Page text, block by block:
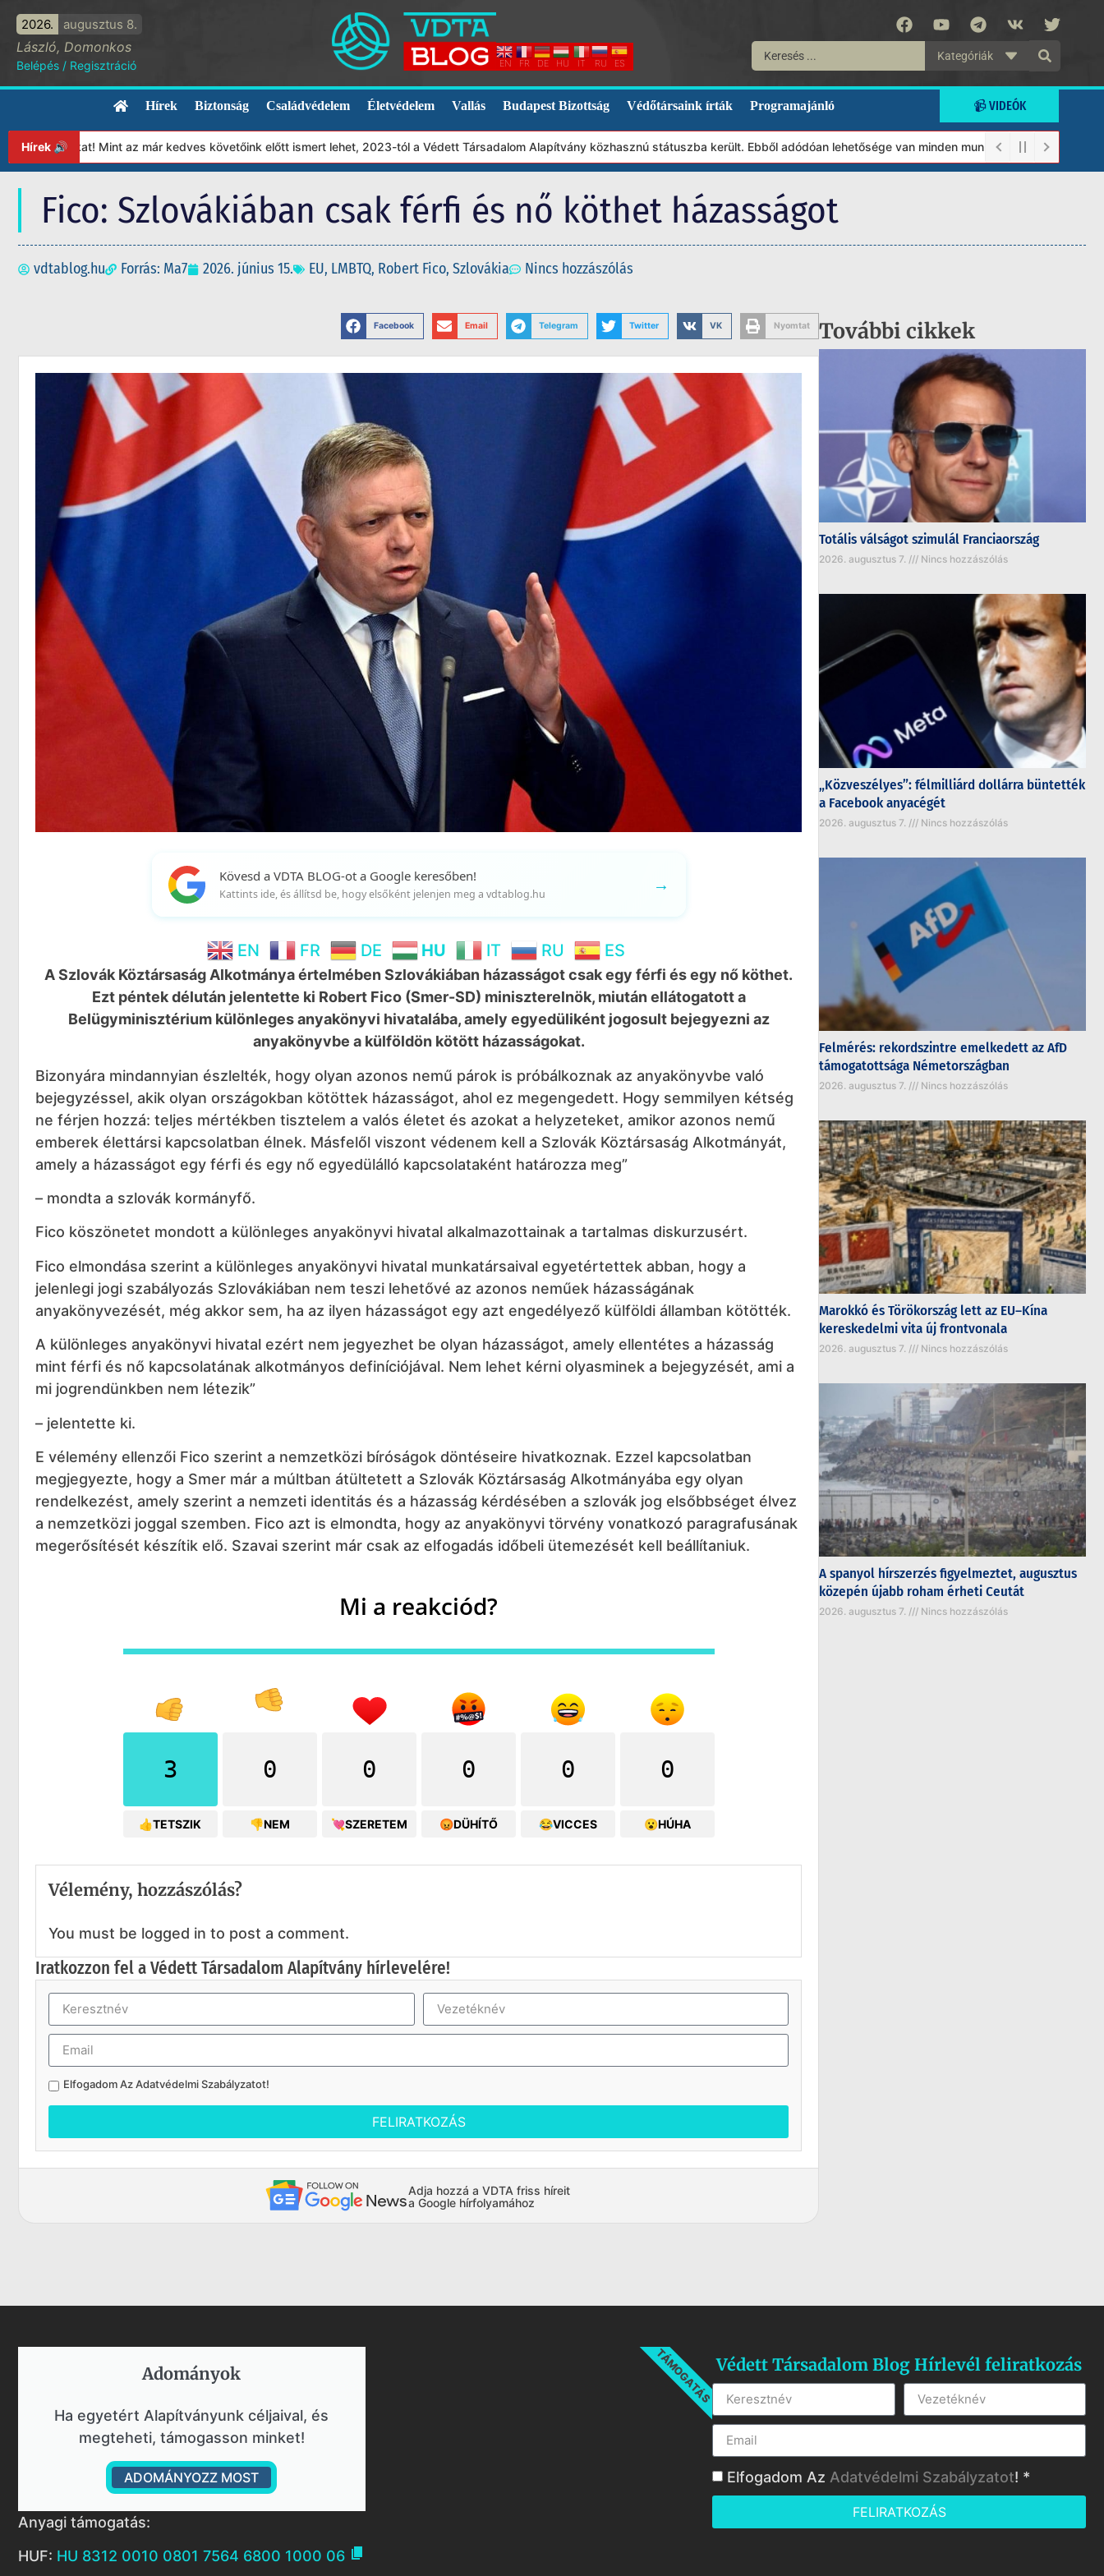
2026. augusztus 8.
László, Domonkos
Belépés / Regisztráció EN FR DE HU IT RU ES
Kategóriák
Hírek Biztonság Családvédelem Életvédelem Vallás Budapest Bizottság Védőtársaink írták Programajánló 📹 VIDEÓK
Hírek 🔊Mint az már kedves követőink előtt ismert lehet, 2023-tól a Védett Társadalom Alapítvány közhasznú státuszba került. Ebből adódóan lehetősége van minden munkánkat segíteni kívánó
Fico: Szlovákiában csak férfi és nő köthet házasságot
vdtablog.hu Forrás: Ma7 2026. június 15. EU, LMBTQ, Robert Fico, Szlovákia Nincs hozzászólás
Facebook Email Telegram Twitter VK Nyomtat
Kövesd a VDTA BLOG-ot a Google keresőben!
Kattints ide, és állítsd be, hogy elsőként jelenjen meg a vdtablog.hu →
EN FR DE HU IT RU ES
A Szlovák Köztársaság Alkotmánya értelmében Szlovákiában házasságot csak egy férfi és egy nő köthet.
Ezt péntek délután jelentette ki Robert Fico (Smer-SD) miniszterelnök, miután ellátogatott a
Belügyminisztérium különleges anyakönyvi hivatalába, amely egyedüliként jogosult bejegyezni az
anyakönyvbe a külföldön kötött házasságokat.
Bizonyára mindannyian észlelték, hogy olyan azonos nemű párok is próbálkoznak az anyakönyvbe való
bejegyzéssel, akik olyan országokban kötöttek házasságot, ahol ez megengedett. Hogy semmilyen kétség
ne férjen hozzá: teljes mértékben tisztelem a valós életet és azokat a helyzeteket, amikor azonos nemű
emberek élettársi kapcsolatban élnek. Másfelől viszont védenem kell a Szlovák Köztársaság Alkotmányát,
amely a házasságot egy férfi és egy nő egyedülálló kapcsolataként határozza meg”
– mondta a szlovák kormányfő.
Fico köszönetet mondott a különleges anyakönyvi hivatal alkalmazottainak a tartalmas diskurzusért.
Fico elmondása szerint a különleges anyakönyvi hivatal munkatársaival egyetértettek abban, hogy a
jelenlegi jogi szabályozás Szlovákiában nem teszi lehetővé az azonos neműek házasságának
anyakönyvezését, még akkor sem, ha az ilyen házasságot egy azt engedélyező külföldi államban kötötték.
A különleges anyakönyvi hivatal ezért nem jegyezhet be olyan házasságot, amely ellentétes a házasság
mint férfi és nő kapcsolatának alkotmányos definíciójával. Nem lehet kérni olyasminek a bejegyzését, ami a
mi jogrendünkben nem létezik”
– jelentette ki.
E vélemény ellenzői Fico szerint a nemzetközi bíróságok döntéseire hivatkoznak. Ezzel kapcsolatban
megjegyezte, hogy a Smer már a múltban átültetett a Szlovák Köztársaság Alkotmányába egy olyan
rendelkezést, amely szerint a nemzeti identitás és a házasság kérdésében a szlovák jog elsőbbséget élvez
a nemzetközi joggal szemben. Fico azt is elmondta, hogy az anyakönyvi törvény vonatkozó paragrafusának
megerősítését készítik elő. Szavai szerint már csak az elfogadás időbeli ütemezését kell beállítaniuk.
Mi a reakciód?
3
👍TETSZIK
0
👎NEM
0
💘SZERETEM
0
😡DÜHÍTŐ
0
😂VICCES
0
😮HÚHA
Vélemény, hozzászólás?
You must be logged in to post a comment.
Iratkozzon fel a Védett Társadalom Alapítvány hírlevelére!
Elfogadom AzAdatvédelmi Szabályzatot!
FELIRATKOZÁS
Adja hozzá a VDTA friss híreit
a Google hírfolyamához
További cikkek
Totális válságot szimulál Franciaország
2026. augusztus 7. Nincs hozzászólás
„Közveszélyes”: félmilliárd dollárra büntették
a Facebook anyacégét
2026. augusztus 7. Nincs hozzászólás
Felmérés: rekordszintre emelkedett az AfD
támogatottsága Németországban
2026. augusztus 7. Nincs hozzászólás
Marokkó és Törökország lett az EU–Kína
kereskedelmi vita új frontvonala
2026. augusztus 7. Nincs hozzászólás
A spanyol hírszerzés figyelmeztet, augusztus
közepén újabb roham érheti Ceutát
2026. augusztus 7. Nincs hozzászólás
Adományok​
Ha egyetért Alapítványunk céljaival, és
megteheti, támogasson minket!
ADOMÁNYOZZ MOST
TÁMOGATÁS
Anyagi támogatás:
HUF: HU 8312 0010 0801 7564 6800 1000 06 
Védett Társadalom Blog Hírlevél feliratkozás
Elfogadom Az Adatvédelmi Szabályzatot! *
FELIRATKOZÁS